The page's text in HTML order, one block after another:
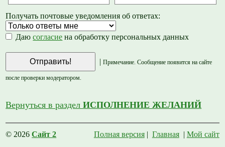
Получать почтовые уведомления об ответах:
Даюсогласие на обработку персональных данных
| Примечание. Сообщение появится на сайте
после проверки модератором.
Вернуться в разделИСПОЛНЕНИЕ ЖЕЛАНИЙ
© 2026Сайт 2 Полная версия| Главная| Мой сайт